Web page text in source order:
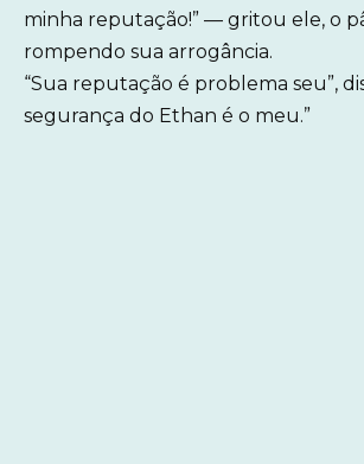
minha reputação!” — gritou ele, o
rompendo sua arrogância.
“Sua reputação é problema seu”,
segurança do Ethan é o meu.”